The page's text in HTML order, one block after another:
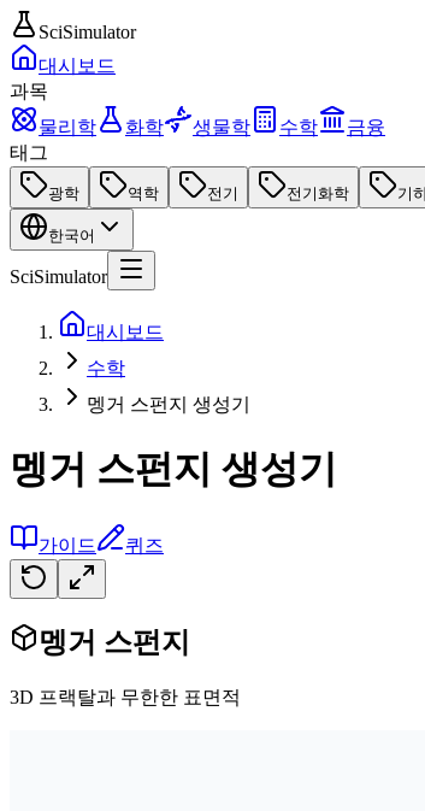
SciSimulator
대시보드
과목
물리학
화학 생물학 수학
금융
태그
광학 역학 전기 전기화학 기
한국어
SciSimulator
대시보드
수학
멩거 스펀지 생성기
멩거 스펀지 생성기
가이드 퀴즈
멩거 스펀지
3D 프랙탈과 무한한 표면적